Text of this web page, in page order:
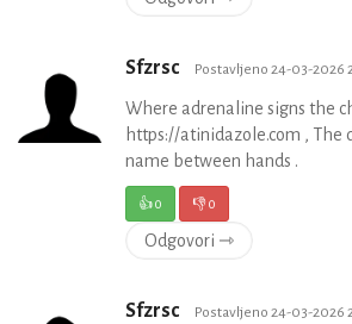
Sfzrsc Postavljeno 24-03-2026
Where adrenaline signs the
https://atinidazole.com , The
name between hands .
👍0 👎0
Odgovori ⇾
Sfzrsc Postavljeno 24-03-2026